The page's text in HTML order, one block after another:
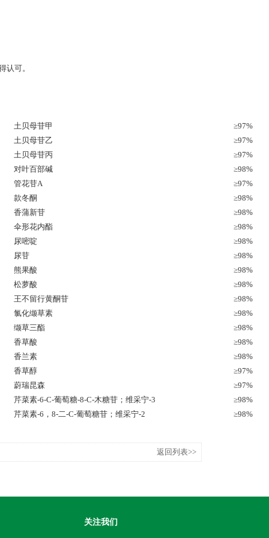
认可。
土贝母苷甲
≥97%
土贝母苷乙
≥97%
土贝母苷丙
≥97%
对叶百部碱
≥98%
管花苷A
≥97%
款冬酮
≥98%
香蒲新苷
≥98%
伞形花内酯
≥98%
尿嘧啶
≥98%
尿苷
≥98%
熊果酸
≥98%
松萝酸
≥98%
王不留行黄酮苷
≥98%
氯化缬草素
≥98%
缬草三酯
≥98%
香草酸
≥98%
香兰素
≥98%
香草醇
≥97%
蔚瑞昆森
≥97%
芹菜素-6-C-葡萄糖-8-C-木糖苷；维采宁-3
≥98%
芹菜素-6，8-二-C-葡萄糖苷；维采宁-2 ≥98%
返回列表>>
关注我们